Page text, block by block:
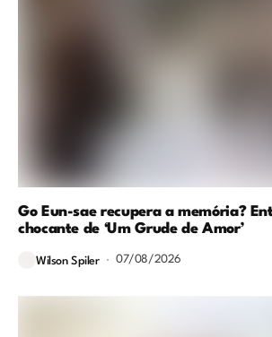
Go Eun-sae recupera a memória?
chocante de ‘Um Grude de Amor’
Wilson Spiler 07/08/2026